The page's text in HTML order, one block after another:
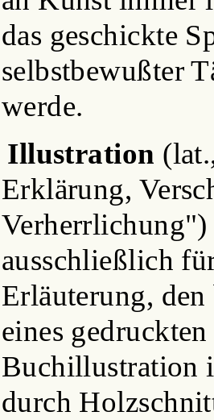
das geschickte
selbstbewußter
werde.
Illustration
Erklärung,
ausschließlich
Erläuterung,
eines
Buchillustration
durch